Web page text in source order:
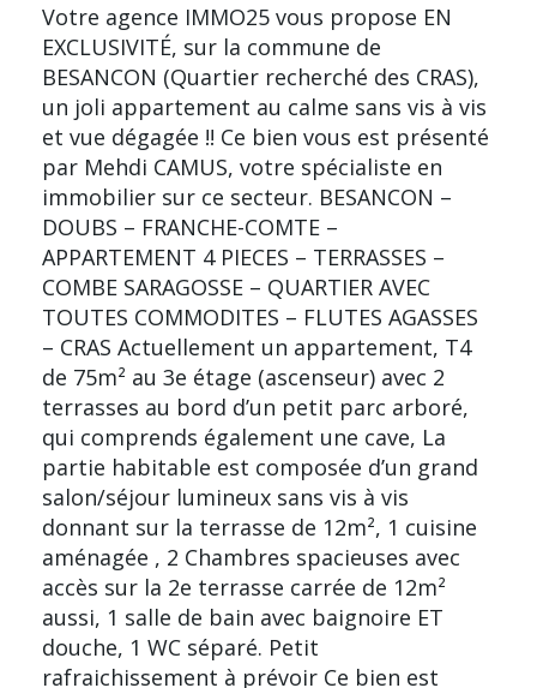
Votre agence IMMO25 vous propose EN
EXCLUSIVITÉ, sur la commune de
BESANCON (Quartier recherché des CRAS),
un joli appartement au calme sans vis à vis
et vue dégagée !! Ce bien vous est présenté
par Mehdi CAMUS, votre spécialiste en
immobilier sur ce secteur. BESANCON –
DOUBS – FRANCHE-COMTE –
APPARTEMENT 4 PIECES – TERRASSES –
COMBE SARAGOSSE – QUARTIER AVEC
TOUTES COMMODITES – FLUTES AGASSES
– CRAS Actuellement un appartement, T4
de 75m² au 3e étage (ascenseur) avec 2
terrasses au bord d’un petit parc arboré,
qui comprends également une cave, La
partie habitable est composée d’un grand
salon/séjour lumineux sans vis à vis
donnant sur la terrasse de 12m², 1 cuisine
aménagée , 2 Chambres spacieuses avec
accès sur la 2e terrasse carrée de 12m²
aussi, 1 salle de bain avec baignoire ET
douche, 1 WC séparé. Petit
rafraichissement à prévoir Ce bien est